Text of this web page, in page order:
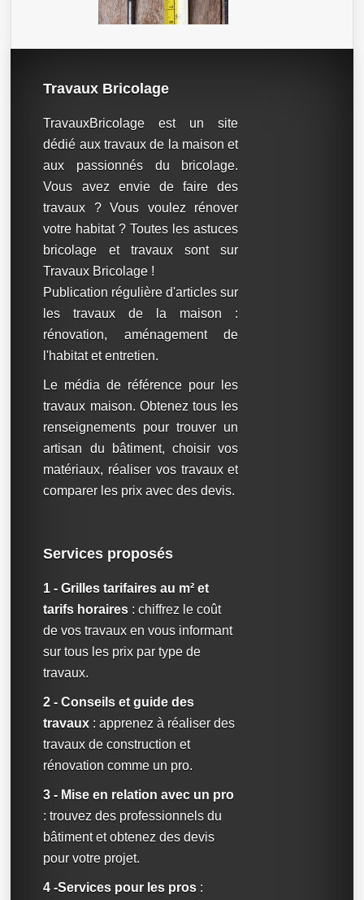
Travaux Bricolage
TravauxBricolage est un site
dédié aux travaux de la maison et
aux passionnés du bricolage.
Vous avez envie de faire des
travaux ? Vous voulez rénover
votre habitat ? Toutes les astuces
bricolage et travaux sont sur
Travaux Bricolage !
Publication régulière d'articles sur
les travaux de la maison :
rénovation, aménagement de
l'habitat et entretien.
Le média de référence pour les
travaux maison. Obtenez tous les
renseignements pour trouver un
artisan du bâtiment, choisir vos
matériaux, réaliser vos travaux et
comparer les prix avec des devis.
Services proposés
1 - Grilles tarifaires au m² et
tarifs horaires : chiffrez le coût
de vos travaux en vous informant
sur tous les prix par type de
travaux.
2 - Conseils et guide des
travaux : apprenez à réaliser des
travaux de construction et
rénovation comme un pro.
3 - Mise en relation avec un pro
: trouvez des professionnels du
bâtiment et obtenez des devis
pour votre projet.
4 -Services pour les pros :